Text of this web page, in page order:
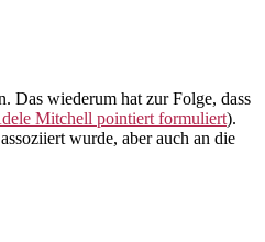
Das wiederum hat zur Folge, dass
Mitchell pointiert formuliert).
wurde, aber auch an die